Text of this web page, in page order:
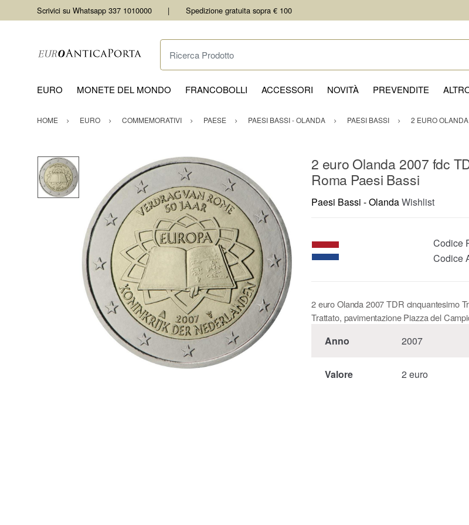
Scrivici su Whatsapp 337 1010000 Spedizione gratuita sopra € 100
Ricerca Prodotto
EURO MONETE DEL MONDO FRANCOBOLLI ACCESSORI NOVITÀ PREVENDITE
HOME EURO COMMEMORATIVI PAESE PAESI BASSI - OLANDA PAESI BASSI 2 EURO
2 euro Olanda 2007 fdc
Roma Paesi Bassi
Paesi Bassi - OlandaWishlist
Codice
Codice
2 euro Olanda 2007 TDR cinquantesimo
Trattato, pavimentazione Piazza del
Anno 2007
Valore 2 euro